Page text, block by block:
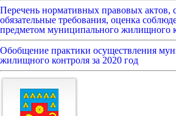
Перечень нормативных правовых актов,
обязательные требования, оценка
предметом муниципального жилищного
Обобщение практики осуществления
жилищного контроля за 2020 год